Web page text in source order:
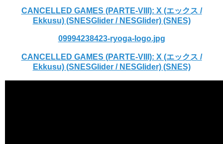
CANCELLED GAMES (PARTE-VIII): X (エックス /
Ekkusu) (SNESGlider / NESGlider) (SNES)
09994238423-ryoga-logo.jpg
CANCELLED GAMES (PARTE-VIII): X (エックス /
Ekkusu) (SNESGlider / NESGlider) (SNES)